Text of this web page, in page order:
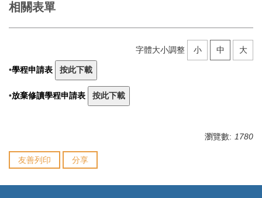
相關表單
字體大小調整 小 中 大
•學程申請表
•放棄修讀學程申請表
瀏覽數: 1780
友善列印 分享